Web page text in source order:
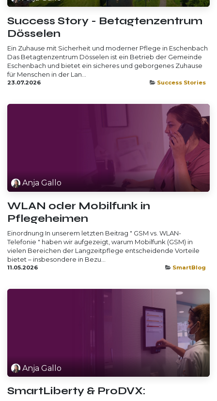
Success Story - Betagtenzentrum
Dösselen
Ein Zuhause mit Sicherheit und moderner Pflege in Eschenbach
Das Betagtenzentrum Dösselen ist ein Betrieb der Gemeinde
Eschenbach und bietet ein sicheres und geborgenes Zuhause
für Menschen in der Lan...
23.07.2026 Success Stories
Anja Gallo
WLAN oder Mobilfunk in
Pflegeheimen
Einordnung In unserem letzten Beitrag " GSM vs. WLAN-
Telefonie " haben wir aufgezeigt, warum Mobilfunk (GSM) in
vielen Bereichen der Langzeitpflege entscheidende Vorteile
bietet – insbesondere in Bezu...
11.05.2026 SmartBlog
Anja Gallo
SmartLiberty & ProDVX: